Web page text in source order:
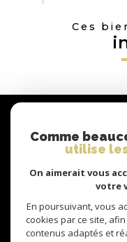
Ces
Comme
utilise
On aimerait vous
votre
En poursuivant, vous
cookies par ce site,
contenus adaptés et